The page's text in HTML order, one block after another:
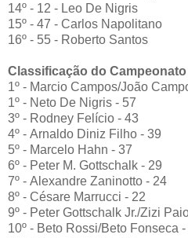
14º - 12 - Leo De Nigris
15º - 47 - Carlos Napolitano
16º - 55 - Roberto Santos
Classificação do
1º - Marcio Campos/João
1º - Neto De Nigris - 57
3º - Rodney Felício - 43
4º - Arnaldo Diniz Filho - 39
5º - Marcelo Hahn - 37
6º - Peter M. Gottschalk - 29
7º - Alexandre Zaninotto - 24
8º - Césare Marrucci - 22
9º - Peter Gottschalk Jr./Zizi
10º - Beto Rossi/Beto Fonseca -